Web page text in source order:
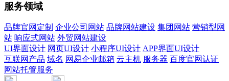
服务领域
品牌官网定制 企业公司网站 品牌网站建设 集团网站 营销型网
站 响应式网站 外贸网站建设
UI界面设计 网页UI设计 小程序UI设计 APP界面UI设计
互联网产品 域名 网易企业邮箱 云主机 服务器 百度官网认证
网站托管服务